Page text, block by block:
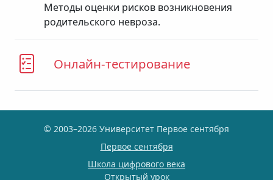
Методы оценки рисков возникновения
родительского невроза.
Онлайн-тестирование
© 2003–2026 Университет Первое сентября
Первое сентября
Школа цифрового века
Открытый урок